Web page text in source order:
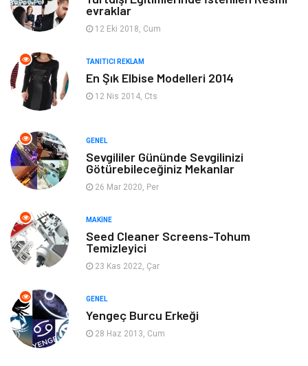
Elektronik
Ev Dekorasyon Organizasyon
Anne & Çocuk Genel Kültür
Ev İşleri
Gençlik & Eğlence
Mobilya
Evlilik Rehberi
Astroloji Keyfinizi Kaçırmayın
evraklar
12 Eki 2018, Cum
TANITICI REKLAM
En Şık Elbise Modelleri 2014
12 Nis 2014, Cts
GENEL
Sevgililer Gününde Sevgilinizi
Götürebileceğiniz Mekanlar
26 Mar 2020, Per
MAKINE
Seed Cleaner Screens-Tohum
Temizleyici
23 Kas 2022, Çar
GENEL
Yengeç Burcu Erkeği
28 Haz 2013, Cum